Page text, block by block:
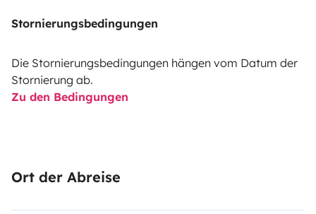
Stornierungsbedingungen
Die Stornierungsbedingungen hängen vom Datum der
Stornierung ab.
Zu den Bedingungen
Ort der Abreise